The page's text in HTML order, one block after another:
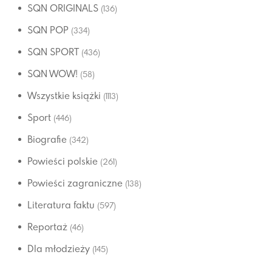
SQN ORIGINALS (136)
SQN POP (334)
SQN SPORT (436)
SQN WOW! (58)
Wszystkie książki (1113)
Sport (446)
Biografie (342)
Powieści polskie (261)
Powieści zagraniczne (138)
Literatura faktu (597)
Reportaż (46)
Dla młodzieży (145)